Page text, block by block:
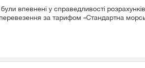
впевнені у справедливості
за тарифом «Стандартна